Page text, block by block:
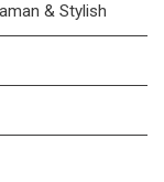
& Stylish